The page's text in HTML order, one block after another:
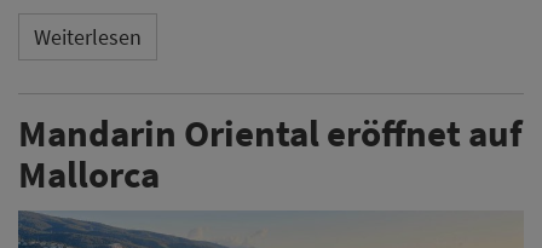
Weiterlesen
Mandarin Oriental eröffnet auf
Mallorca